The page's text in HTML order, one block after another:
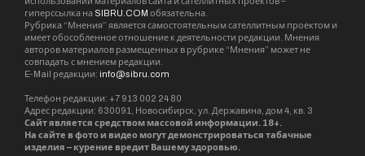
гиперссылка на SIBRU.COM обязательна.
Рубрика “Мнения” является самостоятельным сателлитным проектом и
имеет обособленное отношение к деятельности редакции. Мнения
авторов материалов размещенных в рубрике “Мнения” может не
совпадать с мнением редакции.
E-Mail редакции: info@sibru.com
Телефон редакции: +7 913 002 24 80
Адрес редакции: 630091, Новосибирск, ул. Державина, дом 4, кв. 3
Сайт является средством массовой информации. 18+.
На сайте в фото и видео могут демонстрироваться табачные
изделия – курение вредит Вашему здоровью.